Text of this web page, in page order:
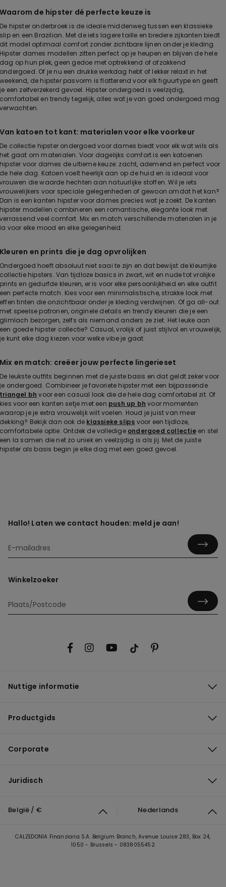
Waarom de hipster dé perfecte keuze is
De hipster onderbroek is de ideale middenweg tussen een klassieke
slip en een Brazilian. Met de iets lagere taille en bredere zijkanten biedt
dit model optimaal comfort zonder zichtbare lijnen onder je kleding.
Hipster dames modellen zitten perfect op je heupen en blijven de hele
dag op hun plek, geen gedoe met optrekkend of afzakkend
ondergoed. Of je nu een drukke werkdag hebt of lekker relaxt in het
weekend, de hipster pasvorm is flatterend voor elk figuurtype en geeft
je een zelfverzekerd gevoel. Hipster ondergoed is veelzijdig,
comfortabel en trendy tegelijk, alles wat je van goed ondergoed mag
verwachten.
Van katoen tot kant: materialen voor elke voorkeur
De collectie hipster ondergoed voor dames biedt voor elk wat wils als
het gaat om materialen. Voor dagelijks comfort is een katoenen
hipster voor dames de ultieme keuze: zacht, ademend en perfect voor
de hele dag. Katoen voelt heerlijk aan op de huid en is ideaal voor
vrouwen die waarde hechten aan natuurlijke stoffen. Wil je iets
vrouwelijkers voor speciale gelegenheden of gewoon omdat het kan?
Dan is een kanten hipster voor dames precies wat je zoekt. De kanten
hipster modellen combineren een romantische, elegante look met
verrassend veel comfort. Mix en match verschillende materialen in je
la voor elke mood en elke gelegenheid.
Kleuren en prints die je dag opvrolijken
Ondergoed hoeft absoluut niet saai te zijn en dat bewijst de kleurrijke
collectie hipsters. Van tijdloze basics in zwart, wit en nude tot vrolijke
prints en gedurfde kleuren, er is voor elke persoonlijkheid en elke outfit
een perfecte match. Kies voor een minimalistische, strakke look met
effen tinten die onzichtbaar onder je kleding verdwijnen. Of ga all-out
met speelse patronen, originele details en trendy kleuren die je een
glimlach bezorgen, zelfs als niemand anders ze ziet. Het leuke aan
een goede hipster collectie? Casual, vrolijk of juist stijlvol en vrouwelijk,
je kunt elke dag kiezen voor welke vibe je gaat.
Mix en match: creëer jouw perfecte lingerieset
De leukste outfits beginnen met de juiste basis en dat geldt zeker voor
je ondergoed. Combineer je favoriete hipster met een bijpassende
triangel bh voor een casual look die de hele dag comfortabel zit. Of
kies voor een kanten setje met een push up bh voor momenten
waarop je je extra vrouwelijk wilt voelen. Houd je juist van meer
dekking? Bekijk dan ook de klassieke slips voor een tijdloze,
comfortabele optie. Ontdek de volledige ondergoed collectieen stel
een la samen die net zo uniek en veelzijdig is als jij. Met de juiste
hipster als basis begin je elke dag met een goed gevoel.
Hallo! Laten we contact houden: meld je aan!
Winkelzoeker
Nuttige informatie
Productgids
Corporate
Juridisch
België / € Nederlands
CALZEDONIA Finanziaria S.A. Belgium Branch, Avenue Louise 283, Box 24,
1050 - Brussels - 0838055452